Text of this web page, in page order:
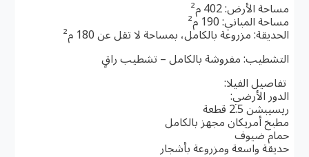
مساحة الأرض: 402 م²
مساحة المباني: 190 م²
الحديقة: مزروعة بالكامل، بمساحة لا تقل عن 180 م²
التشطيب: مفروشة بالكامل – تشطيب راقٍ
تفاصيل الفيلا:
الدور الأرضي:
ريسيبشن 2.5 قطعة
مطبخ أمريكان مجهز بالكامل
حمام ضيوف
حديقة واسعة ومزروعة بأشجار